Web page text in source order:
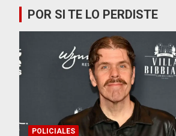
POR SI TE LO PERDISTE
POLICIALES